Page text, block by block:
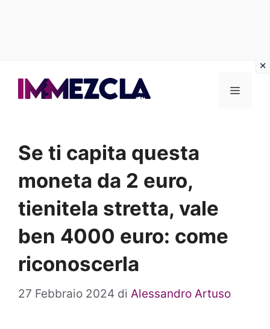
Menu
Se ti capita questa
moneta da 2 euro,
tienitela stretta, vale
ben 4000 euro: come
riconoscerla
27 Febbraio 2024 di Alessandro Artuso